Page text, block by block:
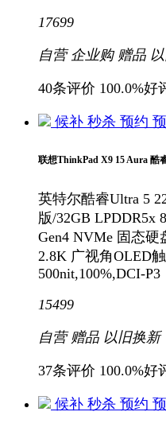
17699
自营 企业购 赠品
40条评价 100.0%好
候补 秒杀 预约
联想ThinkPad X9 15 Aura 酷
英特尔酷睿Ultra 5
版/32GB LPDDR5x
Gen4 NVMe 固态硬
2.8K 广视角OLED
500nit,100%,DCI-P3
15499
自营 赠品 以旧换新
37条评价 100.0%好
候补 秒杀 预约